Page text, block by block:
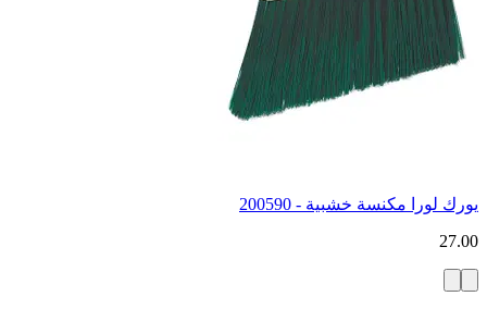
يورك لورا مكنسة خشبية - 200590
27.00